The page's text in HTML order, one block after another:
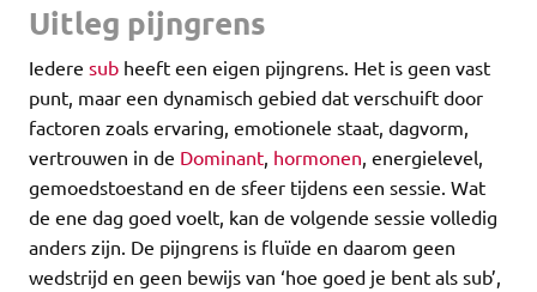
Uitleg pijngrens
Iedere sub heeft een eigen pijngrens. Het is geen vast
punt, maar een dynamisch gebied dat verschuift door
factoren zoals ervaring, emotionele staat, dagvorm,
vertrouwen in de Dominant hormonen , energielevel,
gemoedstoestand en de sfeer tijdens een sessie. Wat
de ene dag goed voelt, kan de volgende sessie volledig
anders zijn. De pijngrens is fluïde en daarom geen
wedstrijd en geen bewijs van ‘hoe goed je bent als sub’,